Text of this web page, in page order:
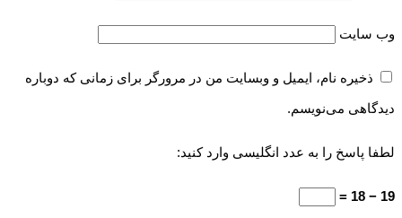
وب‌ سایت
ذخیره نام، ایمیل و وبسایت من در مرورگر برای زمانی که دوباره
دیدگاهی می‌نویسم.
لطفا پاسخ را به عدد انگلیسی وارد کنید:
19 − 18 =